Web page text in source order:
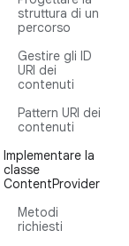
struttura di un
percorso
Gestire gli ID
URI dei
contenuti
Pattern URI dei
contenuti
Implementare la
classe
ContentProvider
Metodi
richiesti